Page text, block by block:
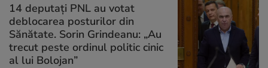
14 deputaţi PNL au votat
deblocarea posturilor din
Sănătate. Sorin Grindeanu: „Au
trecut peste ordinul politic cinic
al lui Bolojan”